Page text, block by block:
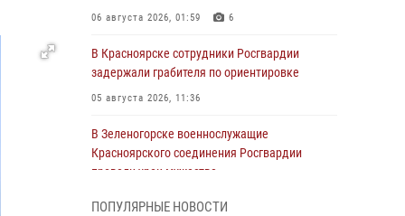
06 августа 2026, 01:59 6
В Красноярске сотрудники Росгвардии
задержали грабителя по ориентировке
05 августа 2026, 11:36
В Зеленогорске военнослужащие
Красноярского соединения Росгвардии
провели урок мужества
ПОПУЛЯРНЫЕ НОВОСТИ